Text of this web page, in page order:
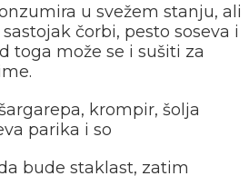
u svežem stanju, ali
čorbi, pesto soseva i
toga može se i sušiti za
krompir, šolja
parika i so
bude staklast, zatim